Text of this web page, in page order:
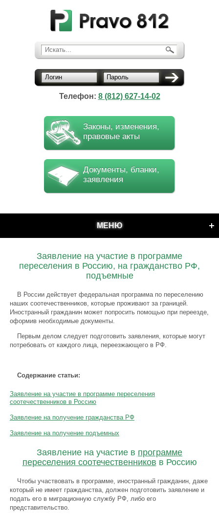
Искать...
Логин Пароль
Телефон: 8 (812) 627-14-02
Законы, изменения,
правовые акты
Документы, бланки,
заявления
МЕНЮ
Заявление на участие в программе
переселения в Россию, на гражданство РФ,
подъемные
В России действует федеральная программа по переселению
наших соотечественников, которые проживают за границей.
Иностранный гражданин может попросить помощью при переезде,
оформив необходимые документы.
Первым делом следует подготовить заявления, которые могут
потребовать от каждого лица, переезжающего в РФ.
Содержание статьи:
Заявление на участие в программе переселения
соотечественников в Россию
Заявление на получение гражданства РФ
Заявление на получение подъемных
Заявление на участие в программе
переселения соотечественников в Россию
Чтобы участвовать в программе, иностранный гражданин, даже
который не имеет гражданства, должен подготовить заявление и
подать его в миграционную службу РФ, либо его
представительство.